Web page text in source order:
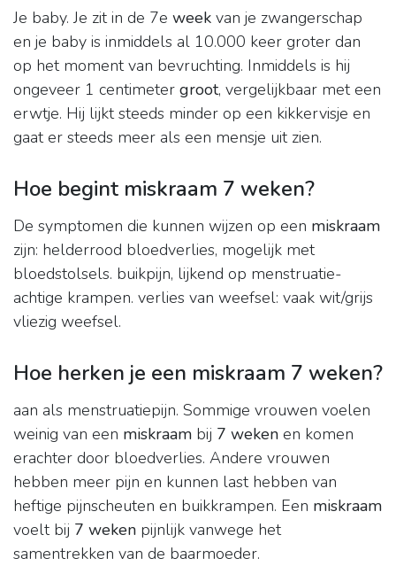
Je baby. Je zit in de 7e week van je zwangerschap
en je baby is inmiddels al 10.000 keer groter dan
op het moment van bevruchting. Inmiddels is hij
ongeveer 1 centimeter groot, vergelijkbaar met een
erwtje. Hij lijkt steeds minder op een kikkervisje en
gaat er steeds meer als een mensje uit zien.
Hoe begint miskraam 7 weken?
De symptomen die kunnen wijzen op een miskraam
zijn: helderrood bloedverlies, mogelijk met
bloedstolsels. buikpijn, lijkend op menstruatie-
achtige krampen. verlies van weefsel: vaak wit/grijs
vliezig weefsel.
Hoe herken je een miskraam 7 weken?
aan als menstruatiepijn. Sommige vrouwen voelen
weinig van een miskraam bij 7 weken en komen
erachter door bloedverlies. Andere vrouwen
hebben meer pijn en kunnen last hebben van
heftige pijnscheuten en buikkrampen. Een miskraam
voelt bij 7 weken pijnlijk vanwege het
samentrekken van de baarmoeder.